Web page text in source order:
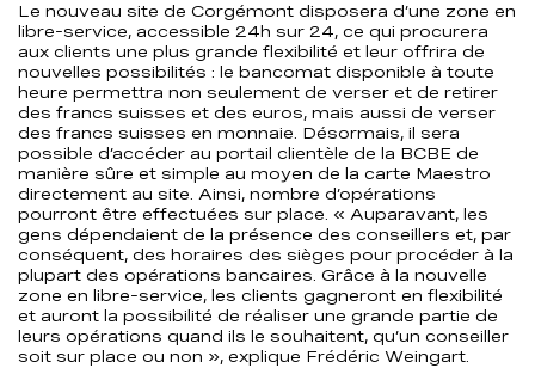
Le nouveau site de Corgémont disposera d’une zone en
libre-service, accessible 24h sur 24, ce qui procurera
aux clients une plus grande flexibilité et leur offrira de
nouvelles possibilités : le bancomat disponible à toute
heure permettra non seulement de verser et de retirer
des francs suisses et des euros, mais aussi de verser
des francs suisses en monnaie. Désormais, il sera
possible d’accéder au portail clientèle de la BCBE de
manière sûre et simple au moyen de la carte Maestro
directement au site. Ainsi, nombre d’opérations
pourront être effectuées sur place. « Auparavant, les
gens dépendaient de la présence des conseillers et, par
conséquent, des horaires des sièges pour procéder à la
plupart des opérations bancaires. Grâce à la nouvelle
zone en libre-service, les clients gagneront en flexibilité
et auront la possibilité de réaliser une grande partie de
leurs opérations quand ils le souhaitent, qu’un conseiller
soit sur place ou non », explique Frédéric Weingart.